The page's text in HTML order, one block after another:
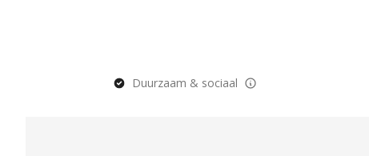
Duurzaam & sociaal